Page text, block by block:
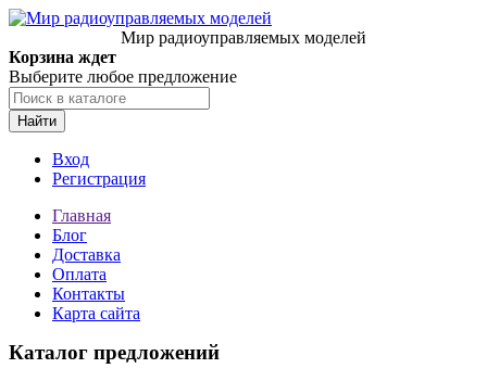
Мир радиоуправляемых моделей
Корзина ждет
Выберите любое предложение
Найти
Вход
Регистрация
Главная
Блог
Доставка
Оплата
Контакты
Карта сайта
Каталог предложений